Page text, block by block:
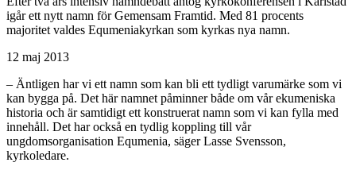
igår ett nytt namn för Gemensam Framtid. Med 81 procents
majoritet valdes Equmeniakyrkan som kyrkas nya namn.
12 maj 2013
– Äntligen har vi ett namn som kan bli ett tydligt varumärke som vi
kan bygga på. Det här namnet påminner både om vår ekumeniska
historia och är samtidigt ett konstruerat namn som vi kan fylla med
innehåll. Det har också en tydlig koppling till vår
ungdomsorganisation Equmenia, säger Lasse Svensson,
kyrkoledare.